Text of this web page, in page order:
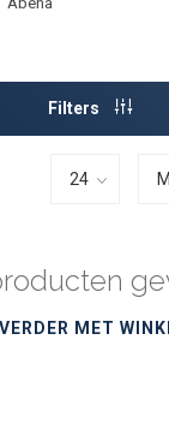
Filters
MET